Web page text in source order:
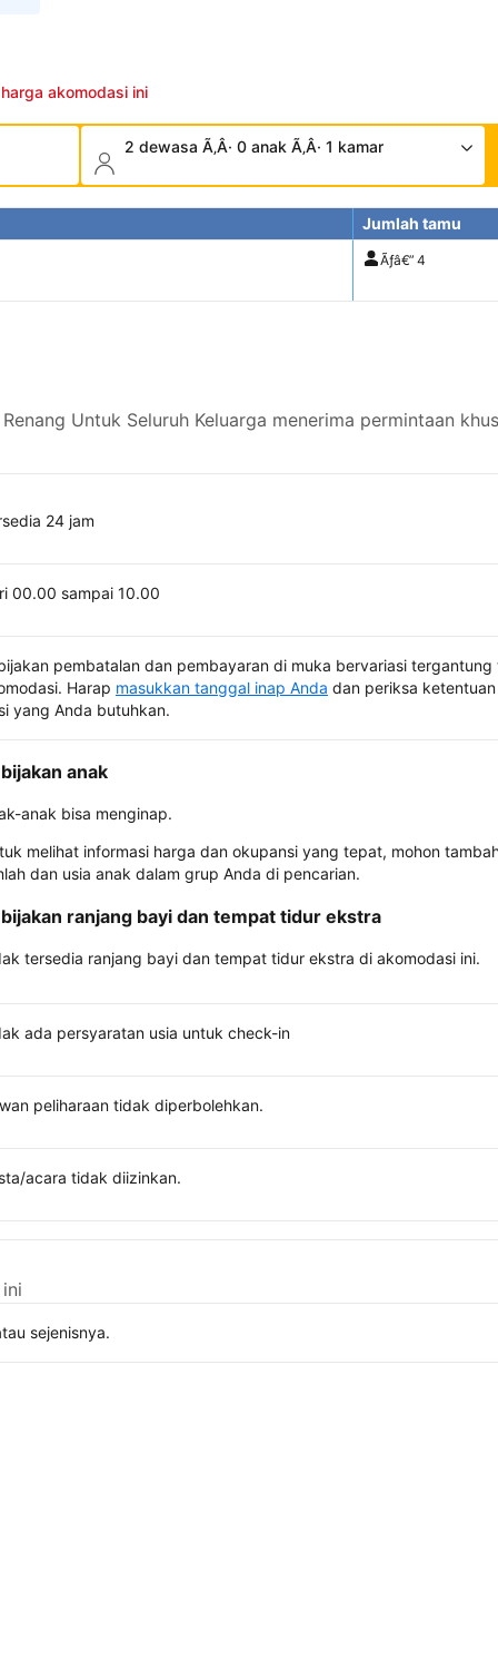
akomodasi ini
2 dewasa Ã‚Â· 0 anak Ã‚Â· 1 kamar
Jumlah tamu
Ãƒâ€” 4
Untuk Seluruh Keluarga menerima permintaan
24 jam
00.00 sampai 10.00
pembatalan dan pembayaran di muka bervariasi tergantung
Harap masukkan tanggal inap Anda dan periksa
yang Anda butuhkan.
anak
anak bisa menginap.
melihat informasi harga dan okupansi yang tepat, mohon
dan usia anak dalam grup Anda di pencarian.
ranjang bayi dan tempat tidur ekstra
tersedia ranjang bayi dan tempat tidur ekstra di akomodasi ini.
ada persyaratan usia untuk check-in
peliharaan tidak diperbolehkan.
acara tidak diizinkan.
sejenisnya.